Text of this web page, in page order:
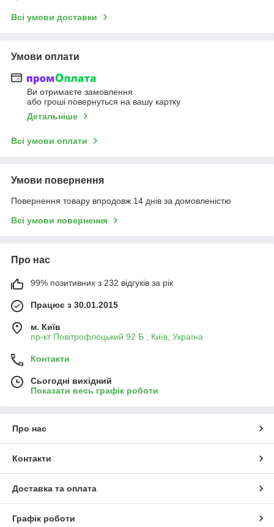
Всі умови доставки
Умови оплати
Ви отримаєте замовлення
або гроші повернуться на вашу картку
Детальніше
Всі умови оплати
Умови повернення
Повернення товару впродовж 14 днів за домовленістю
Всі умови повернення
Про нас
99% позитивних з 232 відгуків за рік
Працює з 30.01.2015
м. Київ
пр-кт Повітрофлоцький 92 Б , Київ, Україна
Контакти
Сьогодні вихідний
Показати весь графік роботи
Про нас
Контакти
Доставка та оплата
Графік роботи